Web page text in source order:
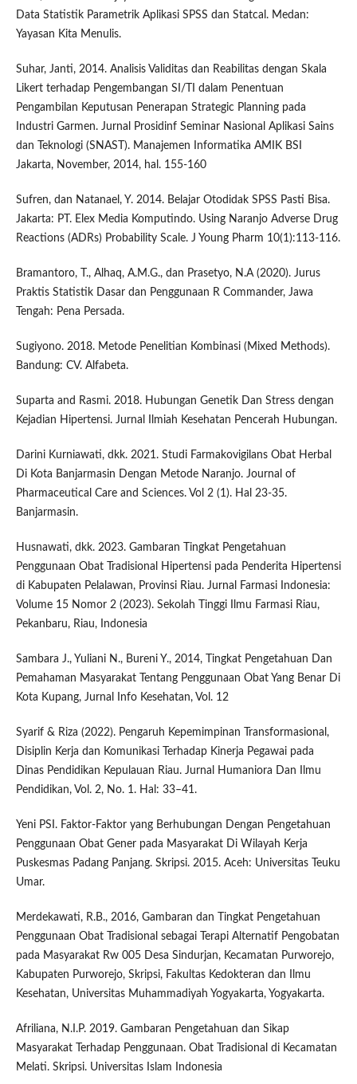
Data Statistik Parametrik Aplikasi SPSS dan Statcal. Medan:
Yayasan Kita Menulis.
Suhar, Janti, 2014. Analisis Validitas dan Reabilitas dengan Skala
Likert terhadap Pengembangan SI/TI dalam Penentuan
Pengambilan Keputusan Penerapan Strategic Planning pada
Industri Garmen. Jurnal Prosidinf Seminar Nasional Aplikasi Sains
dan Teknologi (SNAST). Manajemen Informatika AMIK BSI
Jakarta, November, 2014, hal. 155-160
Sufren, dan Natanael, Y. 2014. Belajar Otodidak SPSS Pasti Bisa.
Jakarta: PT. Elex Media Komputindo. Using Naranjo Adverse Drug
Reactions (ADRs) Probability Scale. J Young Pharm 10(1):113-116.
Bramantoro, T., Alhaq, A.M.G., dan Prasetyo, N.A (2020). Jurus
Praktis Statistik Dasar dan Penggunaan R Commander, Jawa
Tengah: Pena Persada.
Sugiyono. 2018. Metode Penelitian Kombinasi (Mixed Methods).
Bandung: CV. Alfabeta.
Suparta and Rasmi. 2018. Hubungan Genetik Dan Stress dengan
Kejadian Hipertensi. Jurnal Ilmiah Kesehatan Pencerah Hubungan.
Darini Kurniawati, dkk. 2021. Studi Farmakovigilans Obat Herbal
Di Kota Banjarmasin Dengan Metode Naranjo. Journal of
Pharmaceutical Care and Sciences. Vol 2 (1). Hal 23-35.
Banjarmasin.
Husnawati, dkk. 2023. Gambaran Tingkat Pengetahuan
Penggunaan Obat Tradisional Hipertensi pada Penderita Hipertensi
di Kabupaten Pelalawan, Provinsi Riau. Jurnal Farmasi Indonesia:
Volume 15 Nomor 2 (2023). Sekolah Tinggi Ilmu Farmasi Riau,
Pekanbaru, Riau, Indonesia
Sambara J., Yuliani N., Bureni Y., 2014, Tingkat Pengetahuan Dan
Pemahaman Masyarakat Tentang Penggunaan Obat Yang Benar Di
Kota Kupang, Jurnal Info Kesehatan, Vol. 12
Syarif & Riza (2022). Pengaruh Kepemimpinan Transformasional,
Disiplin Kerja dan Komunikasi Terhadap Kinerja Pegawai pada
Dinas Pendidikan Kepulauan Riau. Jurnal Humaniora Dan Ilmu
Pendidikan, Vol. 2, No. 1. Hal: 33–41.
Yeni PSI. Faktor-Faktor yang Berhubungan Dengan Pengetahuan
Penggunaan Obat Gener pada Masyarakat Di Wilayah Kerja
Puskesmas Padang Panjang. Skripsi. 2015. Aceh: Universitas Teuku
Umar.
Merdekawati, R.B., 2016, Gambaran dan Tingkat Pengetahuan
Penggunaan Obat Tradisional sebagai Terapi Alternatif Pengobatan
pada Masyarakat Rw 005 Desa Sindurjan, Kecamatan Purworejo,
Kabupaten Purworejo, Skripsi, Fakultas Kedokteran dan Ilmu
Kesehatan, Universitas Muhammadiyah Yogyakarta, Yogyakarta.
Afriliana, N.I.P. 2019. Gambaran Pengetahuan dan Sikap
Masyarakat Terhadap Penggunaan. Obat Tradisional di Kecamatan
Melati. Skripsi. Universitas Islam Indonesia